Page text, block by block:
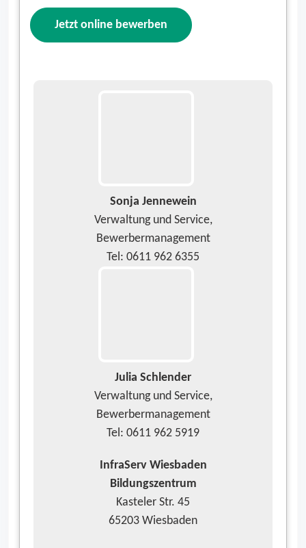
Jetzt online bewerben
Sonja Jennewein
Verwaltung und Service,
Bewerbermanagement
Tel: 0611 962 6355
Julia Schlender
Verwaltung und Service,
Bewerbermanagement
Tel: 0611 962 5919
InfraServ Wiesbaden
Bildungszentrum
Kasteler Str. 45
65203 Wiesbaden